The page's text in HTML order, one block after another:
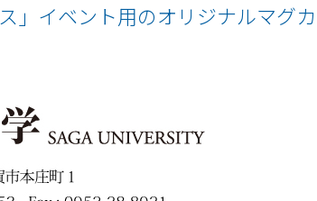
」イベント用のオリジナルマグ